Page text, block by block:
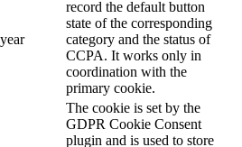
record the default button
state of the corresponding
category and the status of
CCPA. It works only in
coordination with the
primary cookie.
The cookie is set by the
GDPR Cookie Consent
plugin and is used to store